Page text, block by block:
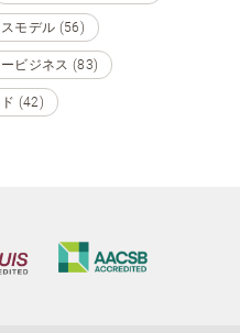
モデル (56)
ビジネス (83)
(42)